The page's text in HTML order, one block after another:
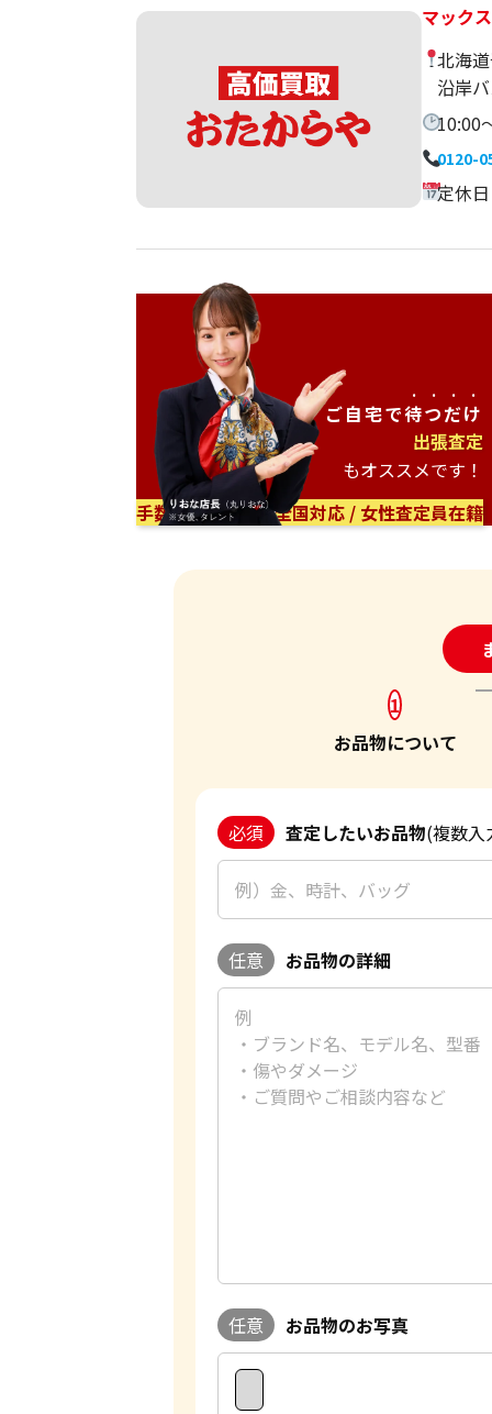
マック
北海
沿岸
10:00
0120-
定休
ご自宅で待つだけ
出張査定
もオススメです！
手数料無料 / 日本全国対応 / 女性査定員在籍
24
1
お品物について
必須 査定したいお品物(複数入
任意 お品物の詳細
任意 お品物のお写真